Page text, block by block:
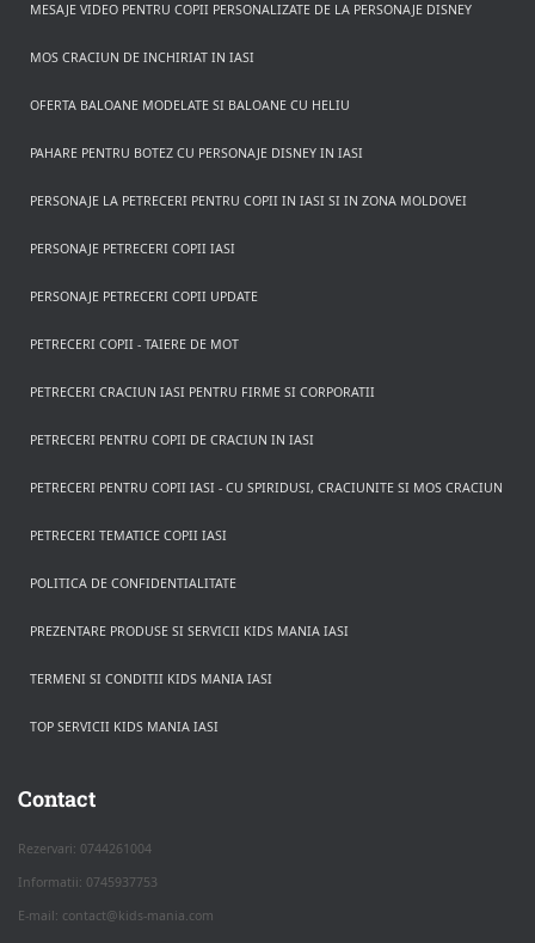
MESAJE VIDEO PENTRU COPII PERSONALIZATE DE LA PERSONAJE DISNEY
MOS CRACIUN DE INCHIRIAT IN IASI
OFERTA BALOANE MODELATE SI BALOANE CU HELIU
PAHARE PENTRU BOTEZ CU PERSONAJE DISNEY IN IASI
PERSONAJE LA PETRECERI PENTRU COPII IN IASI SI IN ZONA MOLDOVEI
PERSONAJE PETRECERI COPII IASI
PERSONAJE PETRECERI COPII UPDATE
PETRECERI COPII - TAIERE DE MOT
PETRECERI CRACIUN IASI PENTRU FIRME SI CORPORATII
PETRECERI PENTRU COPII DE CRACIUN IN IASI
PETRECERI PENTRU COPII IASI - CU SPIRIDUSI, CRACIUNITE SI MOS CRACIUN
PETRECERI TEMATICE COPII IASI
POLITICA DE CONFIDENTIALITATE
PREZENTARE PRODUSE SI SERVICII KIDS MANIA IASI
TERMENI SI CONDITII KIDS MANIA IASI
TOP SERVICII KIDS MANIA IASI
Contact
Rezervari: 0744261004
Informatii: 0745937753
E-mail: contact@kids-mania.com
Apasa pe o categorie ca sa vezi serviciile.
PETRECERI COPII